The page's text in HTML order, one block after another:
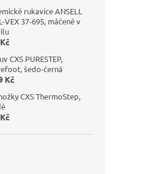
rukavice ANSELL
VEX 37-695, máčené v
CXS PURESTEP,
šedo-černá
Kč
CXS ThermoStep,